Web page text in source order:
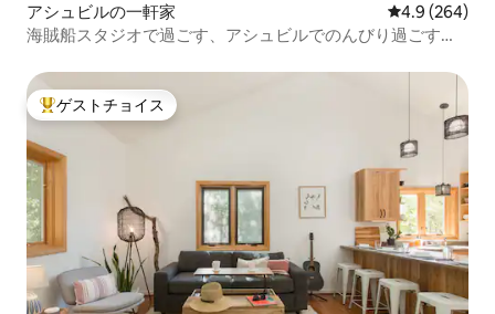
アシュビルの一軒家 レビュー264
4.9 (264)
海賊船スタジオで過ごす、アシュビルでのんびり過ごすひ
大好評のゲストチョイスです。
ゲストチョイス